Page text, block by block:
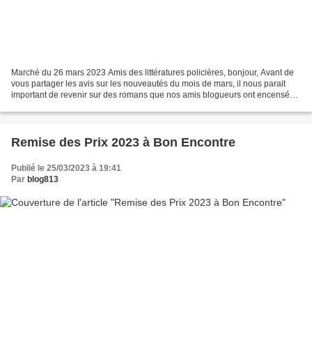
Marché du 26 mars 2023 Amis des littératures policières, bonjour, Avant de
vous partager les avis sur les nouveautés du mois de mars, il nous parait
important de revenir sur des romans que nos amis blogueurs ont encensés.
Remise des Prix 2023 à Bon Encontre
Publié le 25/03/2023 à 19:41
Par blog813